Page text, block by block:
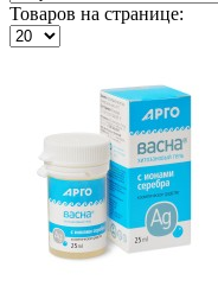
Товаров на странице: